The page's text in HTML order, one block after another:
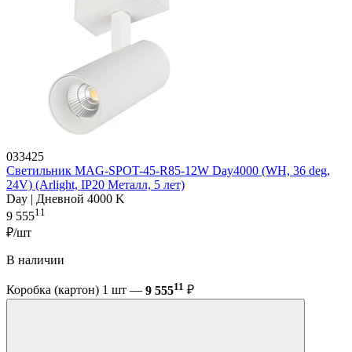
033425
Светильник MAG-SPOT-45-R85-12W Day4000 (WH, 36 deg,
24V) (Arlight, IP20 Металл, 5 лет)
Day | Дневной 4000 K
9 55511
₽/шт
В наличии
Коробка (картон) 1 шт — 9 55511 ₽